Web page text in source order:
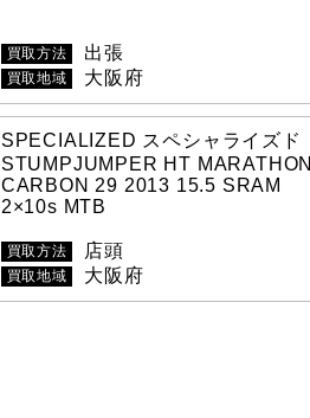
買取方法 出張
買取地域 大阪府
SPECIALIZED スペシャライズド
STUMPJUMPER HT MARATHON
CARBON 29 2013 15.5 SRAM
2×10s MTB
買取方法 店頭
買取地域 大阪府